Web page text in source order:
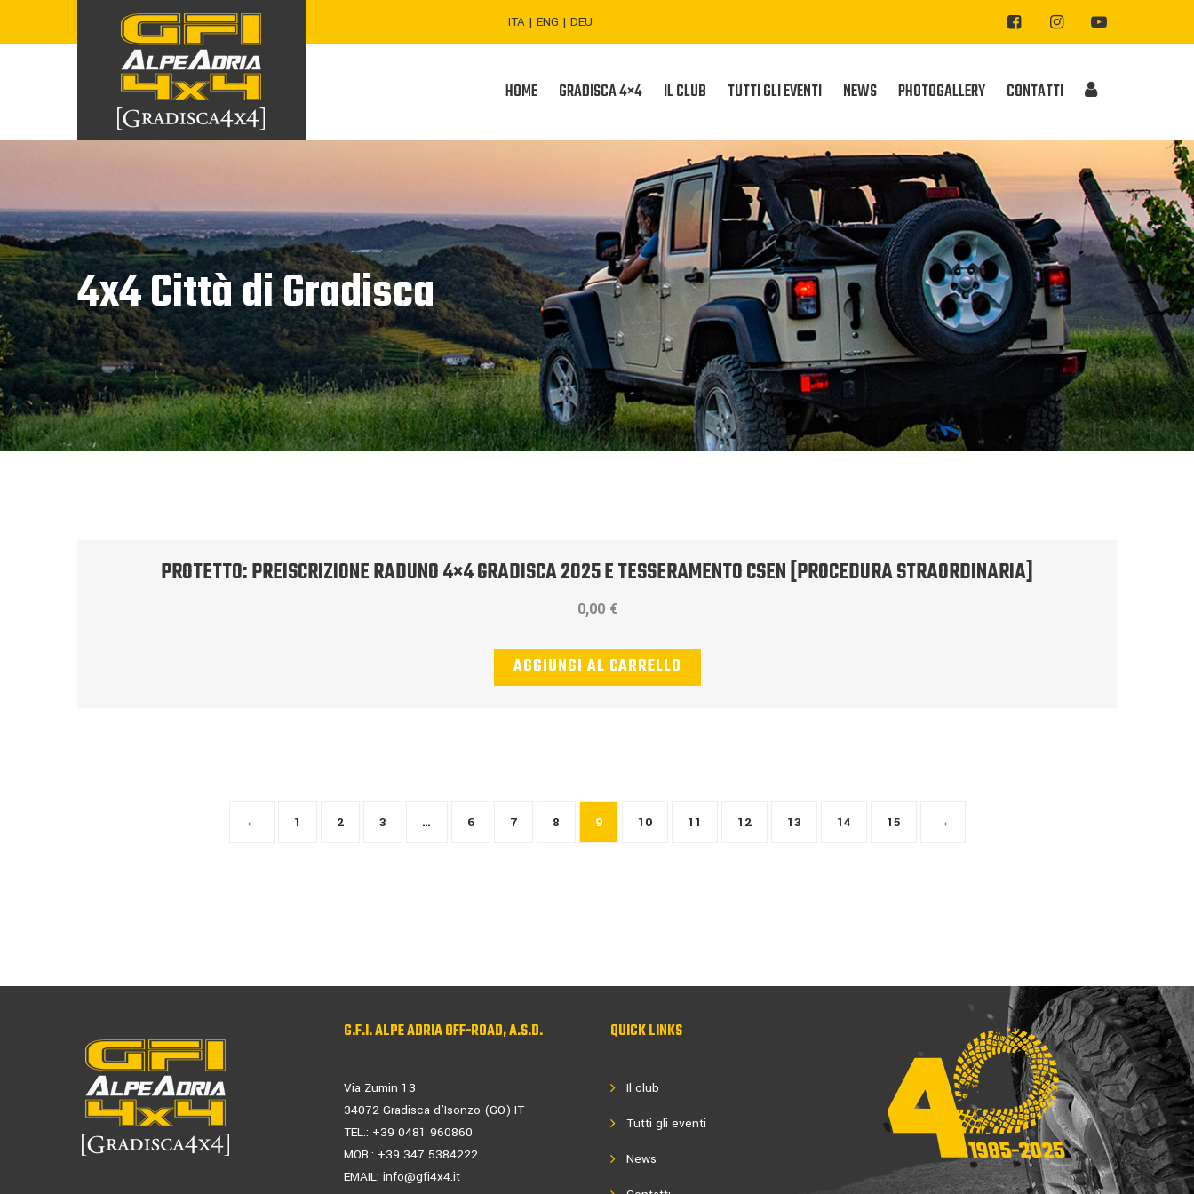
ITA | ENG | DEU
HOME GRADISCA 4×4 IL CLUB TUTTI GLI EVENTI NEWS PHOTOGALLERY CONTATTI
4x4 Città di Gradisca
PROTETTO: PREISCRIZIONE RADUNO 4×4 GRADISCA 2025 E TESSERAMENTO CSEN [PROCEDURA STRAORDINARIA]
0,00 €
AGGIUNGI AL CARRELLO
← 1 2 3 … 6 7 8 9 10 11 12 13 14 15 →
G.F.I. ALPE ADRIA OFF-ROAD, A.S.D.
Via Zumin 13
34072 Gradisca d’Isonzo (GO) IT
TEL.: +39 0481 960860
MOB.: +39 347 5384222
EMAIL: info@gfi4x4.it
QUICK LINKS
Il club
Tutti gli eventi
News